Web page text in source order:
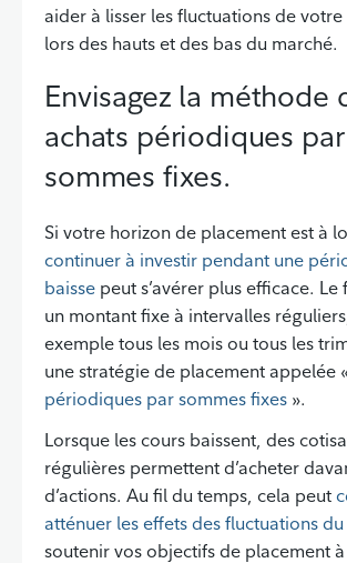
aider à lisser les fluctuations de
lors des hauts et des bas du marché.
Envisagez la méthode
achats périodiques par
sommes fixes.
Si votre horizon de placement est à
continuer à investir pendant une
baisse peut s’avérer plus efficace. Le
un montant fixe à intervalles
exemple tous les mois ou tous les
une stratégie de placement appelée «
périodiques par sommes fixes ».
Lorsque les cours baissent, des
régulières permettent d’acheter
d’actions. Au fil du temps, cela peut
atténuer les effets des fluctuations
soutenir vos objectifs de placement